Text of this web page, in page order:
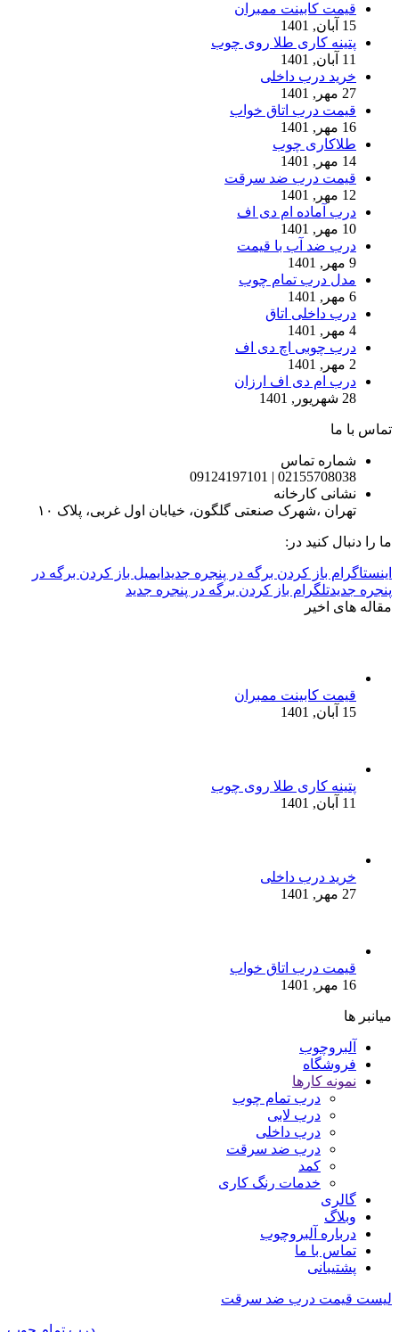
قیمت کابینت ممبران
15 آبان, 1401
پتینه کاری طلا روی چوب
11 آبان, 1401
خرید درب داخلی
27 مهر, 1401
قیمت درب اتاق خواب
16 مهر, 1401
طلاکاری چوب
14 مهر, 1401
قیمت درب ضد سرقت
12 مهر, 1401
درب آماده ام دی اف
10 مهر, 1401
درب ضد آب با قیمت
9 مهر, 1401
مدل درب تمام چوب
6 مهر, 1401
درب داخلی اتاق
4 مهر, 1401
درب چوبی اچ دی اف
2 مهر, 1401
درب ام دی اف ارزان
28 شهریور, 1401
تماس با ما
شماره تماس
02155708038 | 09124197101
نشانی کارخانه
تهران ،شهرک صنعتی گلگون، خیابان اول غربی، پلاک ۱۰
ما را دنبال کنید در:
اینستاگرام باز کردن برگه در پنجره جدید ایمیل باز کردن برگه در
پنجره جدیدتلگرام باز کردن برگه در پنجره جدید
مقاله های اخیر
قیمت کابینت ممبران
15 آبان, 1401
پتینه کاری طلا روی چوب
11 آبان, 1401
خرید درب داخلی
27 مهر, 1401
قیمت درب اتاق خواب
16 مهر, 1401
میانبر ها
آلبروچوب
فروشگاه
نمونه کارها
درب تمام چوب
درب لابی
درب داخلی
درب ضد سرقت
کمد
خدمات رنگ کاری
گالری
وبلاگ
درباره آلبروچوب
تماس با ما
پشتیبانی
لیست قیمت درب ضد سرقت